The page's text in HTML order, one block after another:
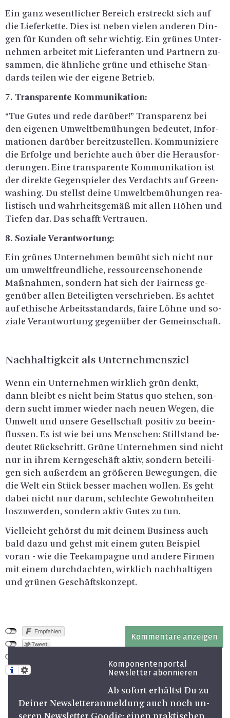
Ein ganz we­sent­li­cher Be­reich er­streckt sich auf
die Lie­fer­ket­te. Dies ist neben vie­len an­de­ren Din­
gen für Kun­den oft sehr wich­tig. Ein grü­nes Un­ter­
neh­men ar­bei­tet mit Lie­fe­ran­ten und Part­nern zu­
sam­men, die ähn­li­che grüne und ethi­sche Stan­
dards tei­len wie der ei­ge­ne Be­trieb.
7. Trans­pa­ren­te Kom­mu­ni­ka­ti­on:
“Tue Gutes und rede dar­über!” Trans­pa­renz bei
den ei­ge­nen Um­welt­be­mü­hun­gen be­deu­tet, In­for­
ma­tio­nen dar­über be­reit­zu­stel­len. Kom­mu­ni­zie­re
die Er­fol­ge und be­rich­te auch über die Her­aus­for­
de­run­gen. Eine trans­pa­ren­te Kom­mu­ni­ka­ti­on ist
der di­rek­te Ge­gen­spie­ler des Ver­dachts auf Green­
wa­shing. Du stellst deine Um­welt­be­mü­hun­gen rea­
lis­tisch und wahr­heits­ge­mäß mit allen Höhen und
Tie­fen dar. Das schafft Ver­trau­en.
8. So­zia­le Ver­ant­wor­tung:
Ein grü­nes Un­ter­neh­men be­müht sich nicht nur
um um­welt­freund­li­che, res­sour­cen­scho­nen­de
Maß­nah­men, son­dern hat sich der Fair­ness ge­
gen­über allen Be­tei­lig­ten ver­schrie­ben. Es ach­tet
auf ethi­sche Ar­beits­stan­dards, faire Löhne und so­
zia­le Ver­ant­wor­tung ge­gen­über der Ge­mein­schaft.
Nach­hal­tig­keit als Un­ter­neh­mens­ziel
Wenn ein Un­ter­neh­men wirk­lich grün denkt,
dann bleibt es nicht beim Sta­tus quo ste­hen, son­
dern sucht immer wie­der nach neuen Wegen, die
Um­welt und un­se­re Ge­sell­schaft po­si­tiv zu be­ein­
flus­sen. Es ist wie bei uns Men­schen: Still­stand be­
deu­tet Rück­schritt. Grüne Un­ter­neh­men sind nicht
nur in ihrem Kern­ge­schäft aktiv, son­dern be­tei­li­
gen sich au­ßer­dem an grö­ße­ren Be­we­gun­gen, die
die Welt ein Stück bes­ser ma­chen wol­len. Es geht
dabei nicht nur darum, schlech­te Ge­wohn­hei­ten
los­zu­wer­den, son­dern aktiv Gutes zu tun.
Viel­leicht ge­hörst du mit dei­nem Busi­ness auch
bald dazu und gehst mit einem guten Bei­spiel
voran - wie die Tee­kam­pa­gne und an­de­re Fir­men
mit einem durch­dach­ten, wirk­lich nach­hal­ti­gen
und grü­nen Ge­schäfts­kon­zept.
Kommentare anzeigen
Komponentenportal
Newsletter abonnieren
Ab so­fort er­hältst Du zu
Dei­ner News­let­ter­an­mel­dung auch noch un­